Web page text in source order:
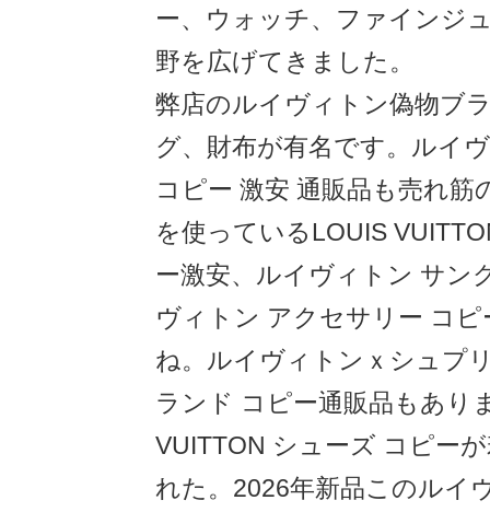
ー、ウォッチ、ファインジ
野を広げてきました。
弊店のルイヴィトン偽物ブ
グ、財布が有名です。ルイ
コピー 激安 通販品も売れ筋
を使っているLOUIS
ー激安、ルイヴィトン サン
ヴィトン アクセサリー コ
ね。ルイヴィトンｘシュプ
ランド コピー通販品もあり
VUITTON シューズ コピー
れた。2026年新品このルイ